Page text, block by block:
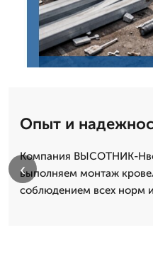
Опыт и
Компания ВЫСОТНИК-
выполняем монтаж
соблюдением всех норм
‹